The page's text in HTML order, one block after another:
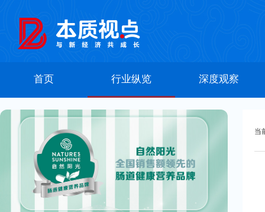
首页 行业纵览 深度观察
当